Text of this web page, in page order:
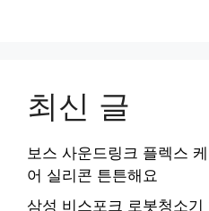
최신 글
보스 사운드링크 플렉스
어 실리콘 튼튼해요
삼성 비스포크 로봇청소